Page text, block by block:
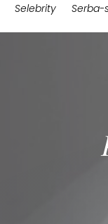
Selebrity
Serba-